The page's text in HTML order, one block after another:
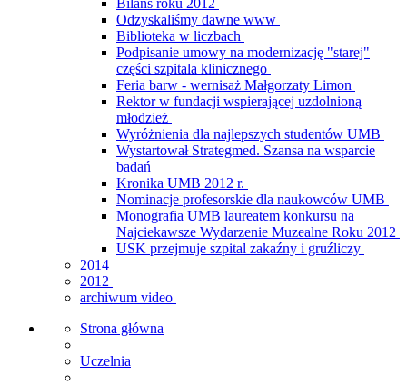
Bilans roku 2012
Odzyskaliśmy dawne www
Biblioteka w liczbach
Podpisanie umowy na modernizację "starej"
części szpitala klinicznego
Feria barw - wernisaż Małgorzaty Limon
Rektor w fundacji wspierającej uzdolnioną
młodzież
Wyróżnienia dla najlepszych studentów UMB
Wystartował Strategmed. Szansa na wsparcie
badań
Kronika UMB 2012 r.
Nominacje profesorskie dla naukowców UMB
Monografia UMB laureatem konkursu na
Najciekawsze Wydarzenie Muzealne Roku 2012
USK przejmuje szpital zakaźny i gruźliczy
2014
2012
archiwum video
Strona główna
Uczelnia